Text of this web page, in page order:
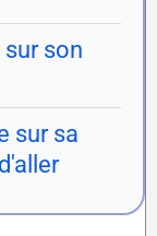
son
sur sa